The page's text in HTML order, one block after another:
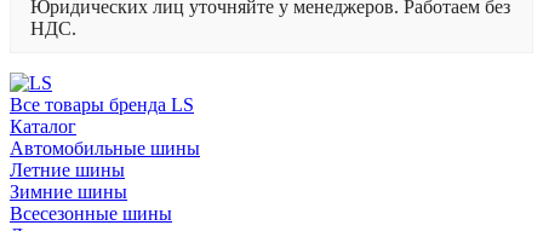
Юридических лиц уточняйте у менеджеров. Работаем без
НДС.
Все товары бренда LS
Каталог
Автомобильные шины
Летние шины
Зимние шины
Всесезонные шины